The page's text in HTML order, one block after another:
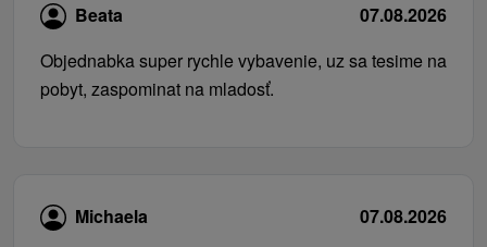
Beata
07.08.2026
Objednabka super rychle vybavenie, uz sa tesime na
pobyt, zaspominat na mladosť.
Michaela
07.08.2026